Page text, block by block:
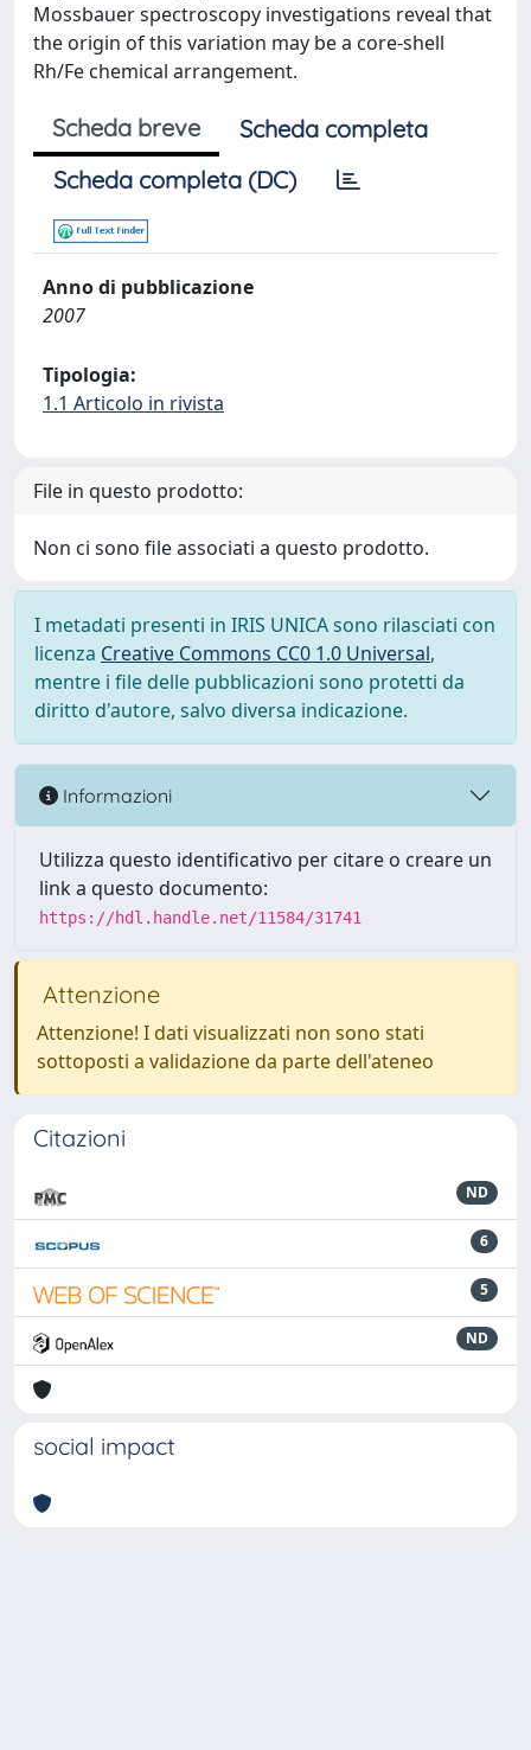
Mossbauer spectroscopy investigations reveal that
the origin of this variation may be a core-shell
Rh/Fe chemical arrangement.
Scheda breve
Scheda completa
Scheda completa (DC)
Anno di pubblicazione
2007
Tipologia:
1.1 Articolo in rivista
File in questo prodotto:
Non ci sono file associati a questo prodotto.
I metadati presenti in IRIS UNICA sono rilasciati con
licenza Creative Commons CC0 1.0 Universal,
mentre i file delle pubblicazioni sono protetti da
diritto d'autore, salvo diversa indicazione.
Informazioni
Utilizza questo identificativo per citare o creare un
link a questo documento:
https://hdl.handle.net/11584/31741
Attenzione
Attenzione! I dati visualizzati non sono stati
sottoposti a validazione da parte dell'ateneo
Citazioni
ND
6
5
ND
social impact